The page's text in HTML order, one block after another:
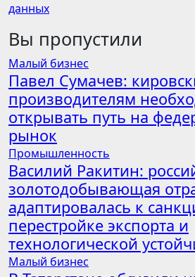
данных
Вы пропустили
Малый бизнес
Павел Сумачев:
производителям
открывать путь на
рынок
Промышленность
Василий Ракитин:
золотодобывающая
адаптировалась к
перестройке экспорта и
технологической
Малый бизнес